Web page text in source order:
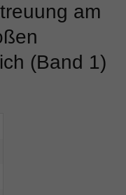
am
(Band 1)